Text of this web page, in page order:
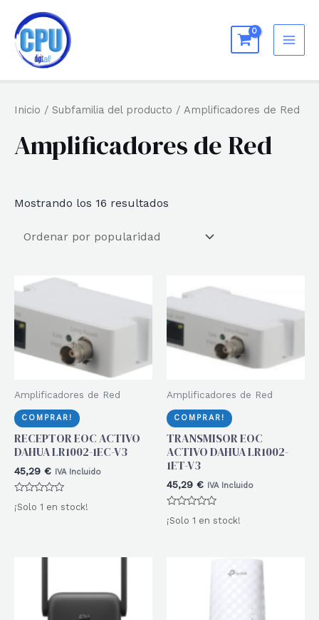
contenido
Inicio / Subfamilia del producto / Amplificadores de Red
Amplificadores de Red
Mostrando los 16 resultados
Amplificadores de Red
COMPRAR!
RECEPTOR EOC ACTIVO
DAHUA LR1002-1EC-V3
45,29 € IVA Incluido
Valorado
con
¡Solo 1 en stock!
Amplificadores de Red
COMPRAR!
TRANSMISOR EOC
ACTIVO DAHUA LR1002-
1ET-V3
45,29 € IVA Incluido
Valorado
con
¡Solo 1 en stock!